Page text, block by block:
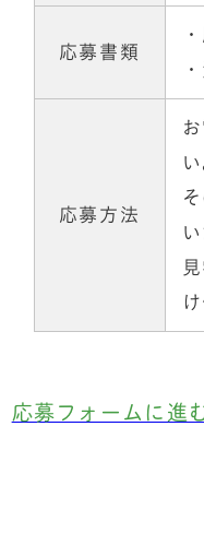
応募書類
応募方法
い
応募フォームに進